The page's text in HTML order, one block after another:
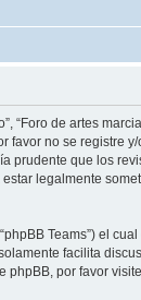
“Foro de artes
no se registre
prudente que los
legalmente
Teams”) el
facilita
phpBB, por favor